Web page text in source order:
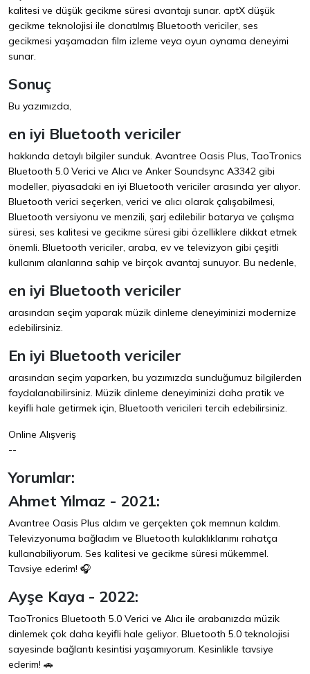
kalitesi ve düşük gecikme süresi avantajı sunar. aptX düşük
gecikme teknolojisi ile donatılmış Bluetooth vericiler, ses
gecikmesi yaşamadan film izleme veya oyun oynama deneyimi
sunar.
Sonuç
Bu yazımızda,
en iyi Bluetooth vericiler
hakkında detaylı bilgiler sunduk. Avantree Oasis Plus, TaoTronics
Bluetooth 5.0 Verici ve Alıcı ve Anker Soundsync A3342 gibi
modeller, piyasadaki en iyi Bluetooth vericiler arasında yer alıyor.
Bluetooth verici seçerken, verici ve alıcı olarak çalışabilmesi,
Bluetooth versiyonu ve menzili, şarj edilebilir batarya ve çalışma
süresi, ses kalitesi ve gecikme süresi gibi özelliklere dikkat etmek
önemli. Bluetooth vericiler, araba, ev ve televizyon gibi çeşitli
kullanım alanlarına sahip ve birçok avantaj sunuyor. Bu nedenle,
en iyi Bluetooth vericiler
arasından seçim yaparak müzik dinleme deneyiminizi modernize
edebilirsiniz.
En iyi Bluetooth vericiler
arasından seçim yaparken, bu yazımızda sunduğumuz bilgilerden
faydalanabilirsiniz. Müzik dinleme deneyiminizi daha pratik ve
keyifli hale getirmek için, Bluetooth vericileri tercih edebilirsiniz.
Online Alışveriş
--
Yorumlar:
Ahmet Yılmaz - 2021:
Avantree Oasis Plus aldım ve gerçekten çok memnun kaldım.
Televizyonuma bağladım ve Bluetooth kulaklıklarımı rahatça
kullanabiliyorum. Ses kalitesi ve gecikme süresi mükemmel.
Tavsiye ederim! 🎧
Ayşe Kaya - 2022:
TaoTronics Bluetooth 5.0 Verici ve Alıcı ile arabanızda müzik
dinlemek çok daha keyifli hale geliyor. Bluetooth 5.0 teknolojisi
sayesinde bağlantı kesintisi yaşamıyorum. Kesinlikle tavsiye
ederim! 🚗